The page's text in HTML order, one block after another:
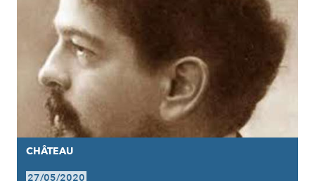
CHÂTEAU
27/05/2020